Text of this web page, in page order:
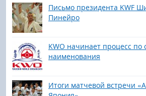
Письмо президента KWF
Пинейро
KWO начинает процесс по
наименования
Итоги матчевой встречи